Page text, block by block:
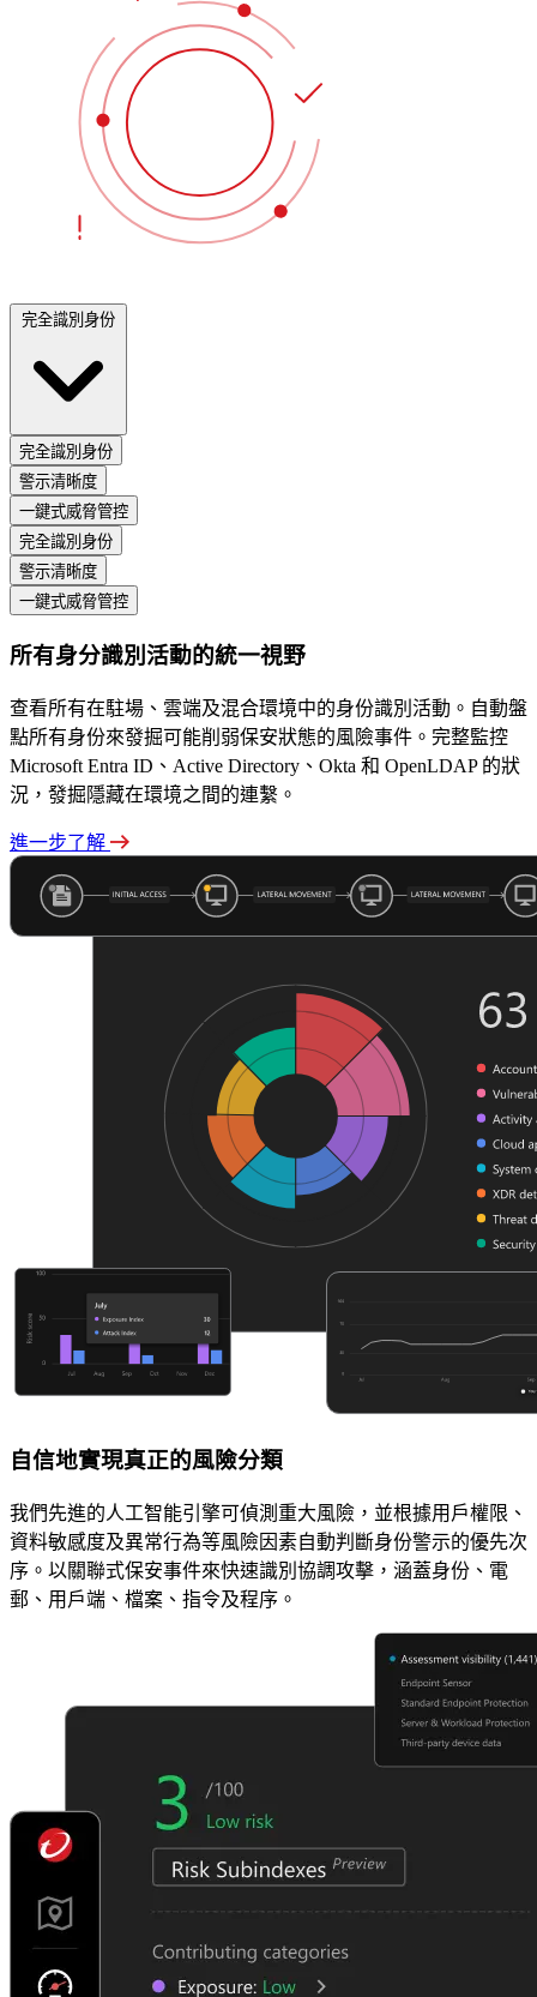
完全識別身份
完全識別身份
警示清晰度
一鍵式威脅管控
完全識別身份
警示清晰度
一鍵式威脅管控
所有身分識別活動的統一視野
查看所有在駐場、雲端及混合環境中的身份識別活動。自動盤
點所有身份來發掘可能削弱保安狀態的風險事件。完整監控
Microsoft Entra ID、Active Directory、Okta 和 OpenLDAP 的狀
況，發掘隱藏在環境之間的連繫。
進一步了解
自信地實現真正的風險分類
我們先進的人工智能引擎可偵測重大風險，並根據用戶權限、
資料敏感度及異常行為等風險因素自動判斷身份警示的優先次
序。以關聯式保安事件來快速識別協調攻擊，涵蓋身份、電
郵、用戶端、檔案、指令及程序。